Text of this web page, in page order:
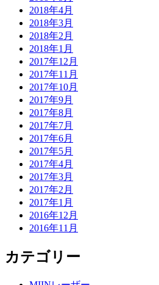
2018年4月
2018年3月
2018年2月
2018年1月
2017年12月
2017年11月
2017年10月
2017年9月
2017年8月
2017年7月
2017年6月
2017年5月
2017年4月
2017年3月
2017年2月
2017年1月
2016年12月
2016年11月
カテゴリー